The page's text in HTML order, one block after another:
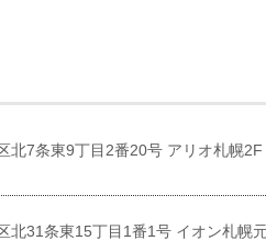
北7条東9丁目2番20号 アリオ札幌2F
北31条東15丁目1番1号 イオン札幌